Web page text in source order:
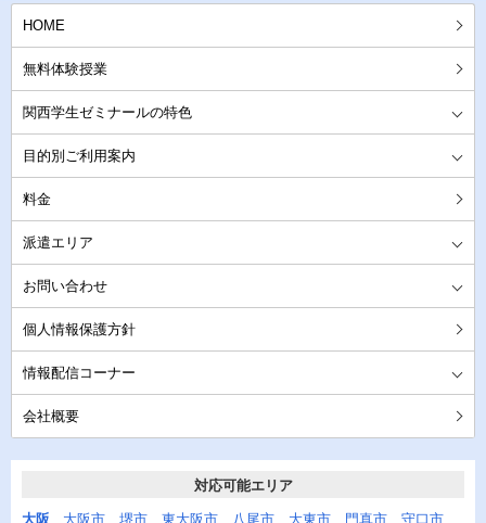
HOME
無料体験授業
関西学生ゼミナールの特色
安心の指導法・受講形態
万全のアフターフォロー
圧倒的な教師の質の高さ
先生のご紹介
お客様満足度100%の理由
目的別ご利用案内
当家庭教師センターの中学受験対策
当家庭教師センターの高校受験対策
当家庭教師センターの大学受験対策
定期テスト対策
成績不振
不登校や障害をお持ちのお子様
塾からの乗り換え
他の家庭教師でお悩みの方
料金
派遣エリア
大阪への家庭教師派遣
兵庫への家庭教師派遣
京都への家庭教師派遣
奈良への家庭教師派遣
お問い合わせ
お問い合わせ・資料請求
無料体験授業へのお申込み
先生登録
個人情報保護方針
情報配信コーナー
リンク集 役立つ情報満載です
大阪の高校情報をご紹介
兵庫の高校情報をご紹介
京都の高校情報をご紹介
奈良の高校情報をご紹介
小学生の保護者様のお声
中学生の保護者様のお声
高校生の保護者様のお声
会社概要
対応可能エリア
大阪 大阪市 、堺市 、東大阪市 八尾市 大東市 門真市 、守口市